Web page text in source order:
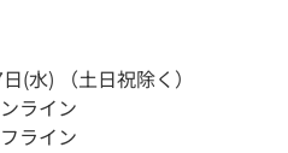
(水) （土日祝除く）
ライン
ライン